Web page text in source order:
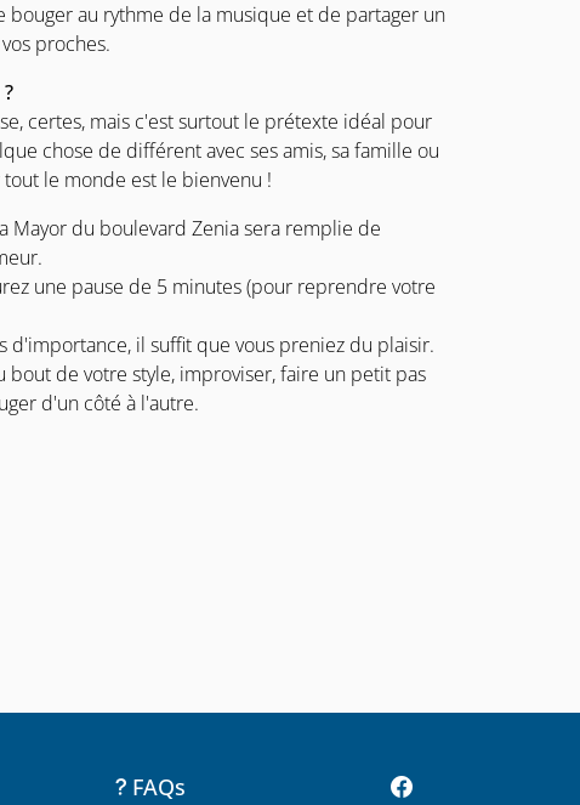
bouger au rythme de la musique et de partager un
proches.
certes, mais c'est surtout le prétexte idéal pour
chose de différent avec ses amis, sa famille ou
le monde est le bienvenu !
Mayor du boulevard Zenia sera remplie de
une pause de 5 minutes (pour reprendre votre
d'importance, il suffit que vous preniez du plaisir.
bout de votre style, improviser, faire un petit pas
d'un côté à l'autre.
FAQs